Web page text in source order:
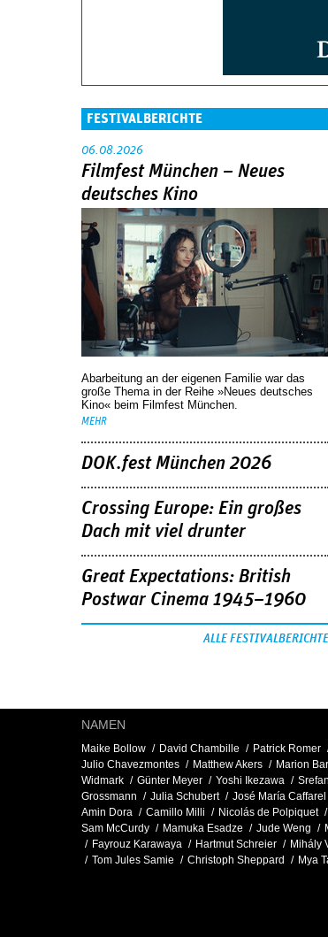
FESTIVALBERICHTE
06.08.2026
Filmfest München – Neues
deutsches Kino
Abarbeitung an der eigenen Familie war das
große Thema in der Reihe »Neues deutsches
Kino« beim Filmfest München.
MEHR
DOK.fest München 2026
Crossing Europe: Ein großes
Dach mit viel drunter
Great Expectations: British
Postwar Cinema 1945–1960
ALLE FESTIVALBERICHTE
NAMEN
Maike Bollow David Chambille Patrick Romer
Julio Chavezmontes
Matthew Akers Marion
Widmark
Günter Meyer Yoshi Ikezawa
Grossmann
Julia Schubert José María Caffarel
Amin Dora
Camillo Milli Nicolás de Polpiquet
Sam McCurdy
Mamuka Esadze Jude Weng
Fayrouz Karawaya
Hartmut Schreier Mihály
Tom Jules Samie
Christoph Sheppard Mya